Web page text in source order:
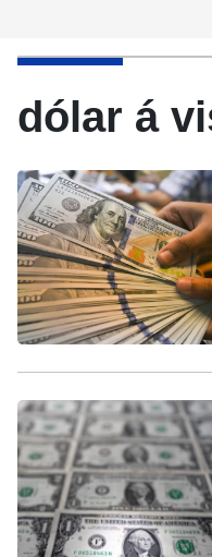
dólar á